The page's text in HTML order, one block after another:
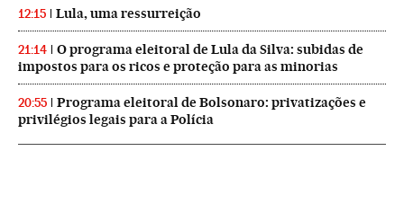
12:15 Lula, uma ressurreição
21:14
O programa eleitoral de Lula da Silva: subidas de
impostos para os ricos e proteção para as minorias
20:55
Programa eleitoral de Bolsonaro: privatizações e
privilégios legais para a Polícia